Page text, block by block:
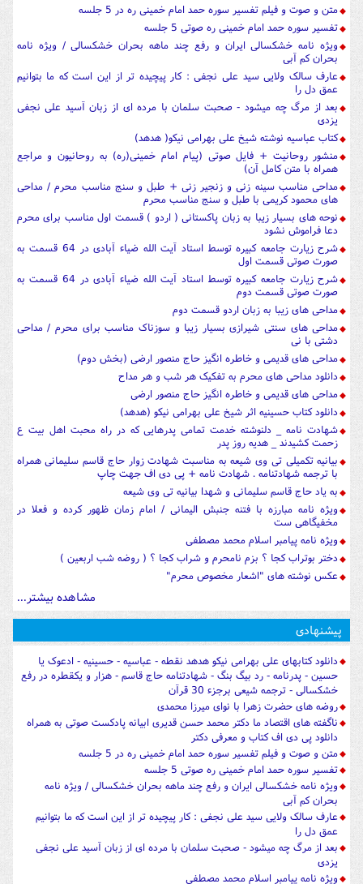
متن و صوت و فیلم تفسیر سوره حمد امام خمینی ره در 5 جلسه
تفسیر سوره حمد امام خمینی ره صوتی 5 جلسه
ویژه نامه خشکسالی ایران و رفع چند ماهه بحران خشکسالی / ویژه نامه
بحران کم آبی
عارف سالک ولایی سید علی نجفی : کار پیچیده تر از این است که ما بتوانیم
عمق دل را
بعد از مرگ چه میشود - صحبت سلمان با مرده ای از زبان آسید علی نجفی
یزدی
کتاب عباسیه نوشته شیخ علی بهرامی نیکو( هدهد)
منشور روحانیت + فایل صوتی (پیام امام خمینی(ره) به روحانیون و مراجع
همراه با متن کامل آن)
مداحی مناسب سینه زنی و زنجیر زنی + طبل و سنج مناسب محرم / مداحی
های محمود کریمی با طبل و سنج مناسب محرم
نوحه های بسیار زیبا به زبان پاکستانی ( اردو ) قسمت اول مناسب برای محرم
دعا فراموش نشود
شرح زیارت جامعه کبیره توسط استاد آیت الله ضیاء آبادی در 64 قسمت به
صورت صوتی قسمت اول
شرح زیارت جامعه کبیره توسط استاد آیت الله ضیاء آبادی در 64 قسمت به
صورت صوتی قسمت دوم
مداحی های زیبا به زبان اردو قسمت دوم
مداحی های سنتی شیرازی بسیار زیبا و سوزناک مناسب برای محرم / مداحی
دشتی با نی
مداحی های قدیمی و خاطره انگیز حاج منصور ارضی (بخش دوم)
دانلود مداحی های محرم به تفکیک هر شب و هر مداح
مداحی های قدیمی و خاطره انگیز حاج منصور ارضی
دانلود کتاب حسینیه اثر شیخ علی بهرامی نیکو (هدهد)
شهادت نامه _ دلنوشته خدمت تمامی پدرهایی که در راه محبت اهل بیت ع
زحمت کشیدند _ هدیه روز پدر
بیانیه تکمیلی تی وی شیعه به مناسبت شهادت زوار حاج قاسم سلیمانی همراه
با ترجمه شهادتنامه . شهادت نامه + پی دی اف جهت چاپ
به یاد حاج قاسم سلیمانی و شهدا بیانیه تی وی شیعه
ویژه نامه مبارزه با فتنه جنبش الیمانی / امام زمان ظهور کرده و فعلا در
مخفیگاهی ست
ویژه نامه پیامبر اسلام محمد مصطفی
دختر بوتراب کجا ؟ بزم نامحرم و شراب کجا ؟ ( روضه شب اربعین )
عکس نوشته های "اشعار مخصوص محرم"
مشاهده بیشتر...
پیشنهادی
دانلود کتابهای علی بهرامی نیکو هدهد نقطه - عباسیه - حسینیه - ادعوک یا
حسین - پدرنامه - رد بیگ بنگ - شهادتنامه حاج قاسم - هزار و یکقطره در رفع
خشکسالی - ترجمه شیعی برجزء 30 قرآن
روضه های حضرت زهرا با نوای میرزا محمدی
ناگفته های اقتصاد ما دکتر محمد حسن قدیری ابیانه پادکست صوتی به همراه
دانلود پی دی اف کتاب و معرفی دکتر
متن و صوت و فیلم تفسیر سوره حمد امام خمینی ره در 5 جلسه
تفسیر سوره حمد امام خمینی ره صوتی 5 جلسه
ویژه نامه خشکسالی ایران و رفع چند ماهه بحران خشکسالی / ویژه نامه
بحران کم آبی
عارف سالک ولایی سید علی نجفی : کار پیچیده تر از این است که ما بتوانیم
عمق دل را
بعد از مرگ چه میشود - صحبت سلمان با مرده ای از زبان آسید علی نجفی
یزدی
ویژه نامه پیامبر اسلام محمد مصطفی